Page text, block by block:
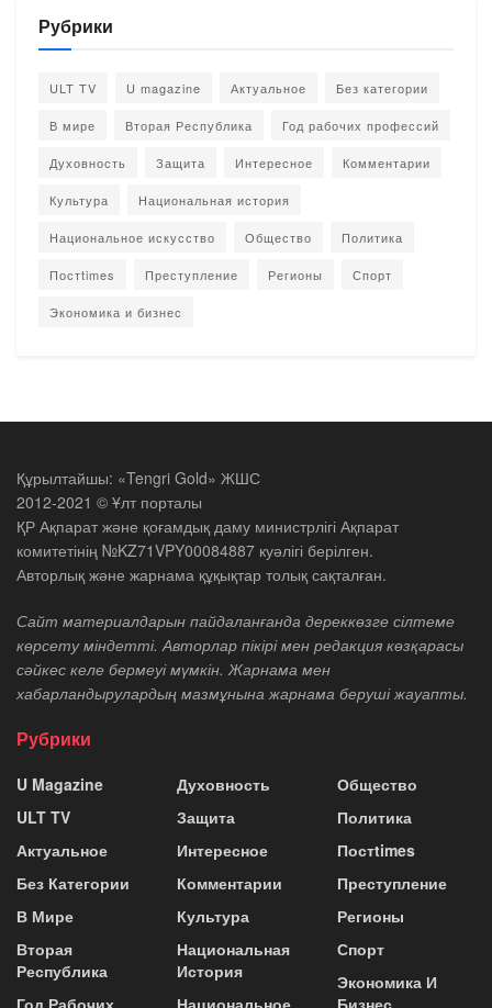
Рубрики
ULT TV U magazine Актуальное Без категории
В мире Вторая Республика Год рабочих профессий
Духовность Защита Интересное Комментарии
Культура Национальная история
Национальное искусство Общество Политика
Постtimes Преступление Регионы Спорт
Экономика и бизнес
Құрылтайшы: «Tengri Gold» ЖШС
2012-2021 © Ұлт порталы
ҚР Ақпарат және қоғамдық даму министрлігі Ақпарат
комитетінің №KZ71VPY00084887 куәлігі берілген.
Авторлық және жарнама құқықтар толық сақталған.
Сайт материалдарын пайдаланғанда дереккөзге сілтеме
көрсету міндетті. Авторлар пікірі мен редакция көзқарасы
сәйкес келе бермеуі мүмкін. Жарнама мен
хабарландырулардың мазмұнына жарнама беруші жауапты.
Рубрики
U Magazine
ULT TV
Актуальное
Без Категории
В Мире
Вторая
Республика
Год Рабочих
Духовность
Защита
Интересное
Комментарии
Культура
Национальная
История
Национальное
Общество
Политика
Постtimes
Преступление
Регионы
Спорт
Экономика И
Бизнес